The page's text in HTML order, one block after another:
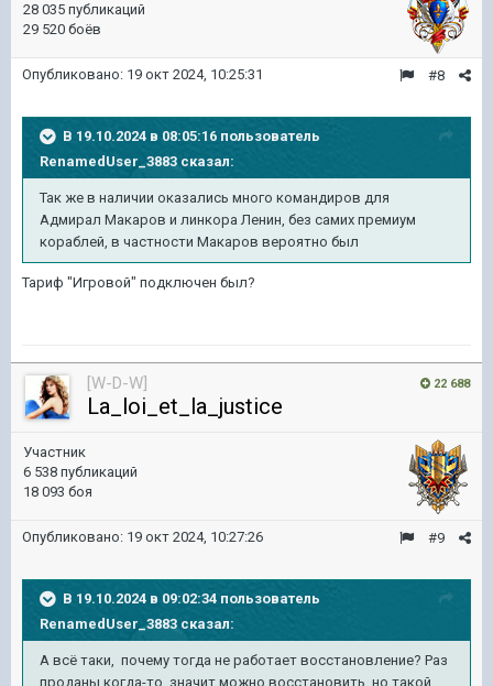
28 035 публикаций
29 520 боёв
#8
Опубликовано: 19 окт 2024, 10:25:31
В 19.10.2024 в 08:05:16 пользователь
RenamedUser_3883 сказал:
Так же в наличии оказались много командиров для
Адмирал Макаров и линкора Ленин, без самих премиум
кораблей, в частности Макаров вероятно был
Тариф "Игровой" подключен был?
22 688
[W-D-W]
La_loi_et_la_justice
Участник
6 538 публикаций
18 093 боя
#9
Опубликовано: 19 окт 2024, 10:27:26
В 19.10.2024 в 09:02:34 пользователь
RenamedUser_3883 сказал:
А всё таки, почему тогда не работает восстановление? Раз
проданы когда-то, значит можно восстановить, но такой